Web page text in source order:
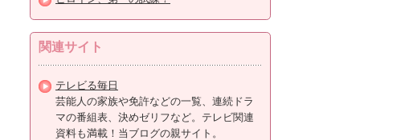
関連サイト
テレビる毎日
芸能人の家族や免許などの一覧、連続ドラ
マの番組表、決めゼリフなど。テレビ関連
資料も満載！当ブログの親サイト。